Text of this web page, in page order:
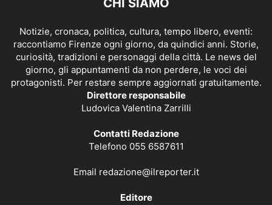
Notizie, cronaca, politica, cultura, tempo libero, eventi:
raccontiamo Firenze ogni giorno, da quindici anni. Storie,
curiosità, tradizioni e personaggi della città. Le news del
giorno, gli appuntamenti da non perdere, le voci dei
protagonisti. Per restare sempre aggiornati gratuitamente.
Direttore responsabile
Ludovica Valentina Zarrilli
Contatti Redazione
Telefono 055 6587611
Email redazione@ilreporter.it
Editore